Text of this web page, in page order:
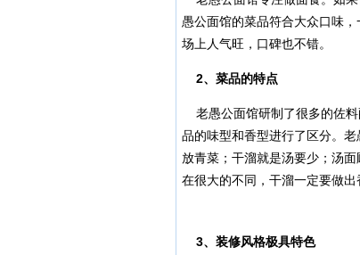
愚公面馆的菜品符合大众口味
场上人气旺，口碑也不错。
2、菜品的特点
老愚公面馆研制了很多的佐料
品的味型和香型进行了区分。
放青菜；干溜就是汤要少；汤
在很大的不同，干溜一定要做出
3、装修风格极具特色